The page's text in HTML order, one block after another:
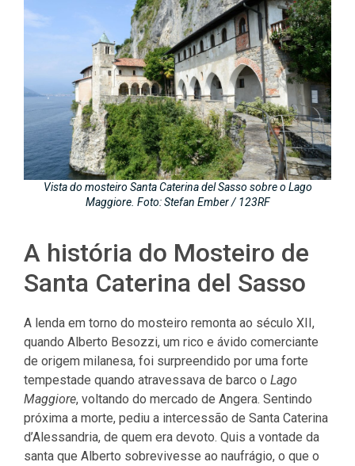
Vista do mosteiro Santa Caterina del Sasso sobre o Lago
Maggiore. Foto: Stefan Ember / 123RF
A história do Mosteiro de
Santa Caterina del Sasso
A lenda em torno do mosteiro remonta ao século XII,
quando Alberto Besozzi, um rico e ávido comerciante
de origem milanesa, foi surpreendido por uma forte
tempestade quando atravessava de barco o Lago
Maggiore, voltando do mercado de Angera. Sentindo
próxima a morte, pediu a intercessão de Santa Caterina
d’Alessandria, de quem era devoto. Quis a vontade da
santa que Alberto sobrevivesse ao naufrágio, o que o